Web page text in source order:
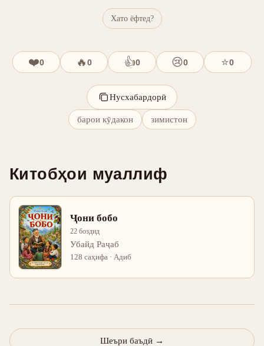
Хато ёфтед?
❤️0 🔥0 👍0 😢0 ⭐0
Нусхабардорӣ
барои кӯдакон зимистон
Китобҳои муаллиф
Ҷони бобо
22 боздид
Убайд Раҷаб
128 саҳифа · Адиб
Шеъри баъдӣ →